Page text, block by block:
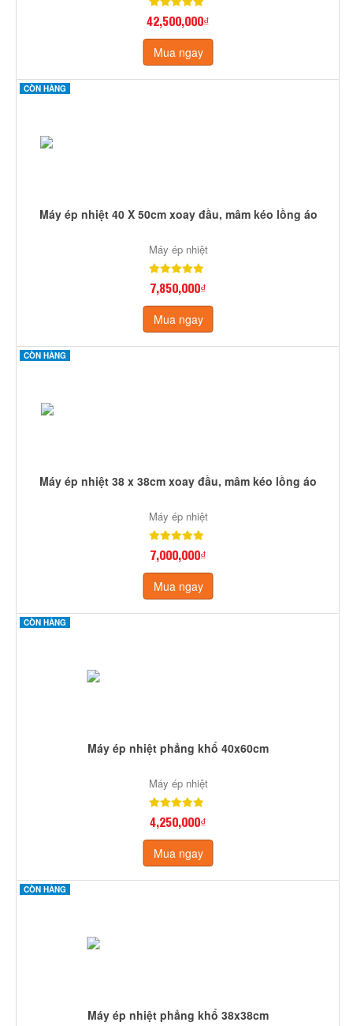
42,500,000₫
Mua ngay
CÒN HÀNG
Máy ép nhiệt 40 X 50cm xoay đầu, mâm kéo lồng áo
Máy ép nhiệt
7,850,000₫
Mua ngay
CÒN HÀNG
Máy ép nhiệt 38 x 38cm xoay đầu, mâm kéo lồng áo
Máy ép nhiệt
7,000,000₫
Mua ngay
CÒN HÀNG
Máy ép nhiệt phẳng khổ 40x60cm
Máy ép nhiệt
4,250,000₫
Mua ngay
CÒN HÀNG
Máy ép nhiệt phẳng khổ 38x38cm